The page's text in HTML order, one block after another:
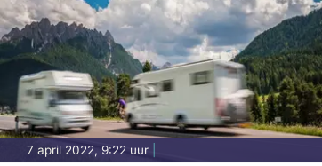
7 april 2022, 9:22 uur|